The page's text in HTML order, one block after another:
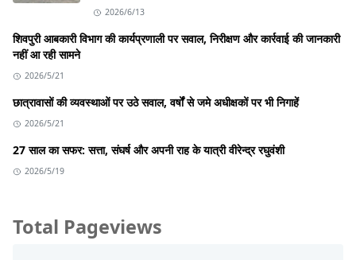
2026/6/13
शिवपुरी आबकारी विभाग की कार्यप्रणाली पर सवाल, निरीक्षण और कार्रवाई की जानकारी
नहीं आ रही सामने
2026/5/21
छात्रावासों की व्यवस्थाओं पर उठे सवाल, वर्षों से जमे अधीक्षकों पर भी निगाहें
2026/5/21
27 साल का सफर: सत्ता, संघर्ष और अपनी राह के यात्री वीरेन्द्र रघुवंशी
2026/5/19
Total Pageviews